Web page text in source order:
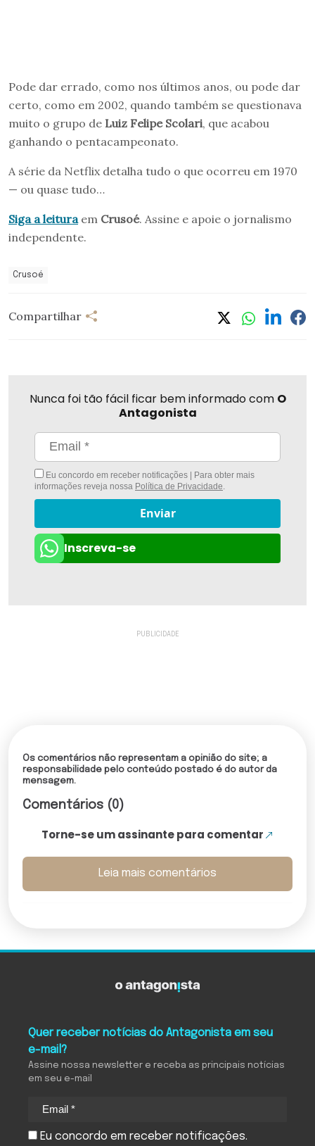
Pode dar errado, como nos últimos anos, ou pode dar
certo, como em 2002, quando também se questionava
muito o grupo de Luiz Felipe Scolari, que acabou
ganhando o pentacampeonato.
A série da Netflix detalha tudo o que ocorreu em 1970
— ou quase tudo…
Siga a leituraem Crusoé. Assine e apoie o jornalismo
independente.
Crusoé
Compartilhar
Nunca foi tão fácil ficar bem informado com O
Antagonista
Eu concordo em receber notificações | Para obter mais
informações reveja nossa Política de Privacidade.
Enviar
Inscreva-se
Os comentários não representam a opinião do site; a
responsabilidade pelo conteúdo postado é do autor da
mensagem.
Comentários (0)
Torne-se um assinante para comentar
Leia mais comentários
Quer receber notícias do Antagonista em seu
e-mail?
Assine nossa newsletter e receba as principais notícias
em seu e-mail
Eu concordo em receber notificações.